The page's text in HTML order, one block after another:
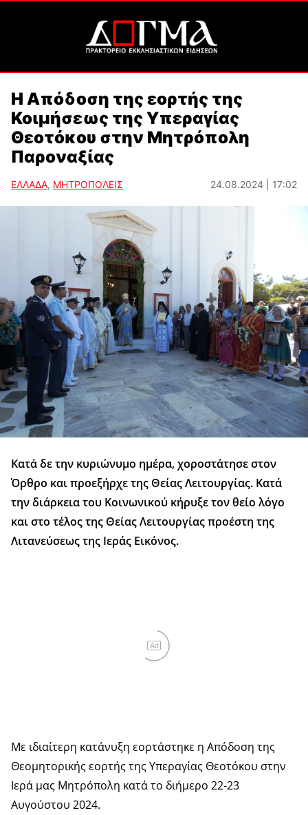
Η Απόδοση της εορτής της
Κοιμήσεως της Υπεραγίας
Θεοτόκου στην Μητρόπολη
Παροναξίας
ΕΛΛΑΔΑ, ΜΗΤΡΟΠΟΛΕΙΣ 24.08.2024 | 17:02
Κατά δε την κυριώνυμο ημέρα, χοροστάτησε στον
Όρθρο και προεξήρχε της Θείας Λειτουργίας. Κατά
την διάρκεια του Κοινωνικού κήρυξε τον θείο λόγο
και στο τέλος της Θείας Λειτουργίας προέστη της
Λιτανεύσεως της Ιεράς Εικόνος.
Ad
Με ιδιαίτερη κατάνυξη εορτάστηκε η Απόδοση της
Θεομητορικής εορτής της Υπεραγίας Θεοτόκου στην
Ιερά μας Μητρόπολη κατά το διήμερο 22-23
Αυγούστου 2024.